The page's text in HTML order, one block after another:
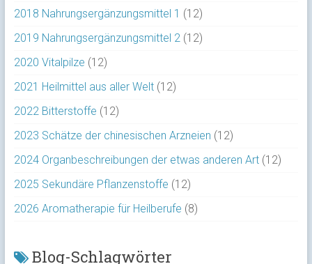
2018 Nahrungsergänzungsmittel 1 (12)
2019 Nahrungsergänzungsmittel 2 (12)
2020 Vitalpilze (12)
2021 Heilmittel aus aller Welt(12)
2022 Bitterstoffe (12)
2023 Schätze der chinesischen Arzneien (12)
2024 Organbeschreibungen der etwas anderen Art(12)
2025 Sekundäre Pflanzenstoffe (12)
2026 Aromatherapie für Heilberufe (8)
Blog-Schlagwörter